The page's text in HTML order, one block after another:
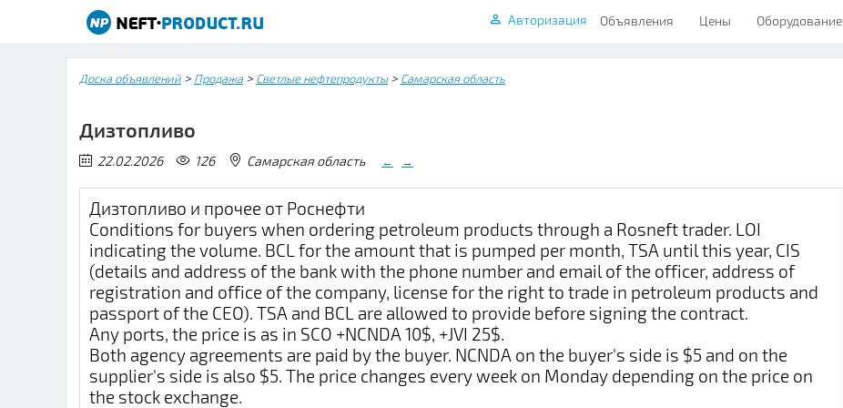
Объявления Цены Оборудование
Авторизация
Доска объявлений > Продажа> Светлые нефтепродукты> Самарская область
Дизтопливо
22.02.2026 126 Самарская область ← →
Дизтопливо и прочее от Роснефти
Conditions for buyers when ordering petroleum products through a Rosneft trader. LOI
indicating the volume. BCL for the amount that is pumped per month, TSA until this year, CIS
(details and address of the bank with the phone number and email of the officer, address of
registration and office of the company, license for the right to trade in petroleum products and
passport of the CEO). TSA and BCL are allowed to provide before signing the contract.
Any ports, the price is as in SCO +NCNDA 10$, +JVI 25$.
Both agency agreements are paid by the buyer. NCNDA on the buyer's side is $5 and on the
supplier's side is also $5. The price changes every week on Monday depending on the price on
the stock exchange.